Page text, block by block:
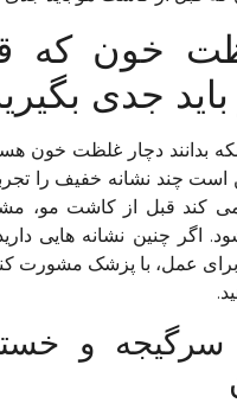
خون که
جدی
بدانند دچار غلظت خون
چند نشانه خفیف را
کند قبل از کاشت مو،
چنین نشانه هایی
برای عمل، با پزشک مشورت
سرگیجه و